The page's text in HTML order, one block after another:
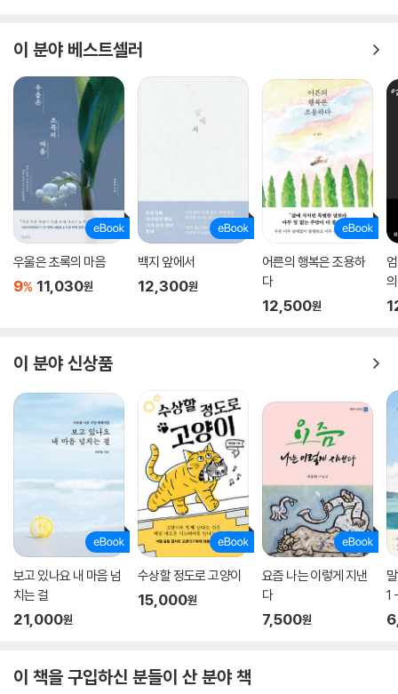
이 분야 베스트셀러
우울은 초록의 마음
9% 11,030원
백지 앞에서
12,300원
어른의 행복은 조용하
다
12,500원
이 분야 신상품
보고 있나요 내 마음 넘
치는 걸
21,000원
수상할 정도로 고양이
15,000원
요즘 나는 이렇게 지낸
다
7,500원
1
이 책을 구입하신 분들이 산 분야 책